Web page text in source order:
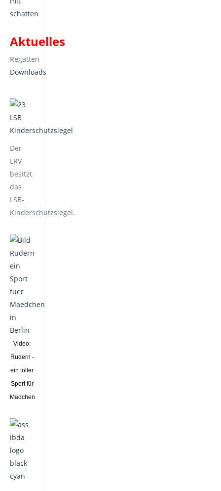
Aktuelles
Regatten
Downloads
Der
LRV
besitzt
das
LSB-
Kinderschutzsiegel.
Video:
Rudern -
ein toller
Sport für
Mädchen